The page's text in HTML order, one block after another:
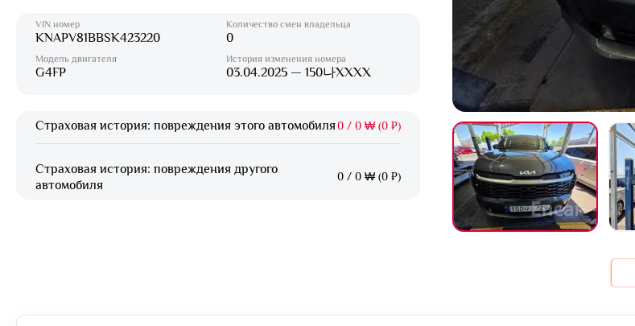
VIN номер
KNAPV81BBSK423220
Модель двигателя
G4FP
Количество смен владельца
0
История изменения номера
03.04.2025 — 150나XXXX
Страховая история: повреждения этого автомобиля0 / 0 ₩ (0 ₽)
Страховая история: повреждения другого
автомобиля
0 / 0 ₩ (0 ₽)